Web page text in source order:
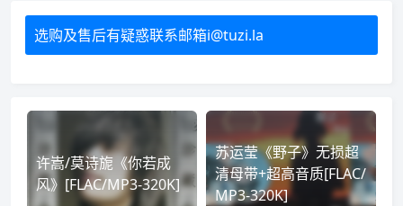
选购及售后有疑惑联系邮箱i@tuzi.la
许嵩/莫诗旎《你若成
风》[FLAC/MP3-320K]
苏运莹《野子》无损超
清母带+超高音质[FLAC/
MP3-320K]